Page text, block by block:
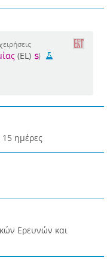
(EL)
ημέρες
Ερευνών και